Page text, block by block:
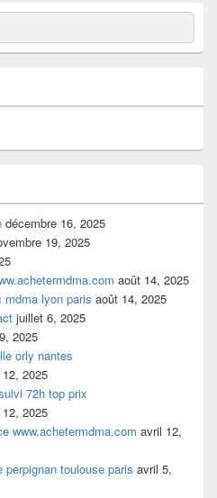
décembre 16, 2025
19, 2025
août 14, 2025
mdma lyon paris août 14, 2025
juillet 6, 2025
2025
orly nantes
2025
72h top prix
2025
www.achetermdma.com avril 12,
toulouse paris avril 5,